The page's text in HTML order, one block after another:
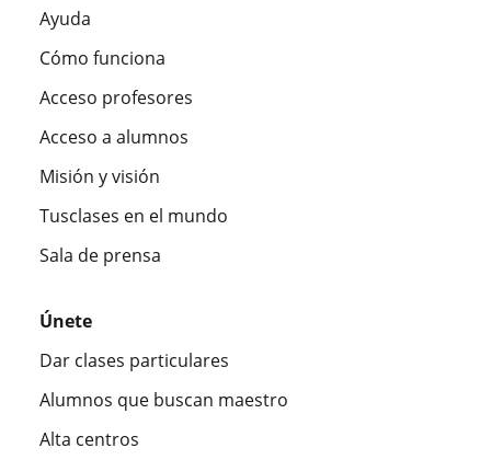
Ayuda
Cómo funciona
Acceso profesores
Acceso a alumnos
Misión y visión
Tusclases en el mundo
Sala de prensa
Únete
Dar clases particulares
Alumnos que buscan maestro
Alta centros